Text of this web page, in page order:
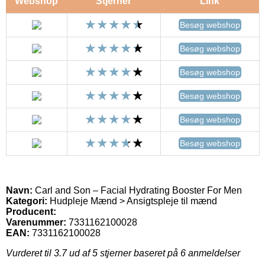
Besøg webshop
Besøg webshop
Besøg webshop
Besøg webshop
Besøg webshop
Besøg webshop
Navn: Carl and Son – Facial Hydrating Booster For Men
Kategori: Hudpleje Mænd > Ansigtspleje til mænd
Producent:
Varenummer: 7331162100028
EAN: 7331162100028
Vurderet til 3.7ud af 5 stjerner baseret på 6 anmeldelser